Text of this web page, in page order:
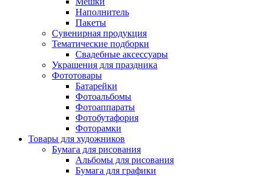
Наполнитель
Пакеты
Сувенирная продукция
Тематические подборки
Свадебные аксессуары
Украшения для праздника
Фототовары
Батарейки
Фотоальбомы
Фотоаппараты
Фотобутафория
Фоторамки
Товары для художников
Бумага для рисования
Альбомы для рисования
Бумага для графики